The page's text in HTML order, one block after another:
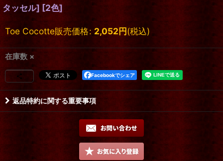
タッセル] [2色]
Toe Cocotte販売価格: 2,052円(税込)
在庫数 ×
Facebookでシェア
返品特約に関する重要事項